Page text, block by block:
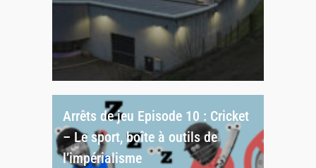
Arrêts de jeu Episode 10 : Cricket
– Le sport, boîte à outils de
l’impérialisme